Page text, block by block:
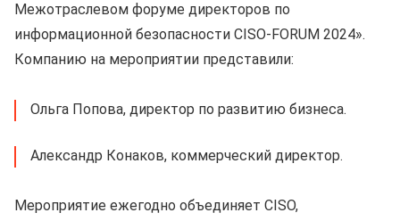
Межотраслевом форуме директоров по
информационной безопасности CISO-FORUM 2024».
Компанию на мероприятии представили:
Ольга Попова, директор по развитию бизнеса.
Александр Конаков, коммерческий директор.
Мероприятие ежегодно объединяет CISO,